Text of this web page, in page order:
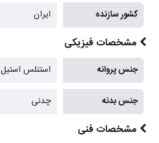
کشور سازنده ایران
مشخصات فیزیکی
جنس پروانه استنلس استیل
جنس بدنه چدنی
مشخصات فنی